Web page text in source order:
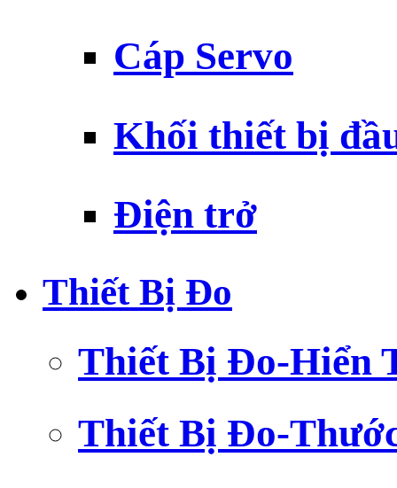
Cáp Servo
Khối thiết bị
Điện trở
Thiết Bị Đo
Thiết Bị Đo-Hiển
Thiết Bị Đo-